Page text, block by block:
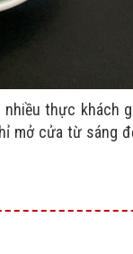
thực khách
mở cửa từ sáng